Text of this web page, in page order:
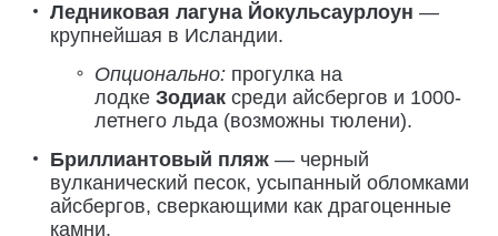
Ледниковая лагуна Йокульсаурлоун —
крупнейшая в Исландии.
Опционально: прогулка на
лодке Зодиак среди айсбергов и 1000-
летнего льда (возможны тюлени).
Бриллиантовый пляж — черный
вулканический песок, усыпанный обломками
айсбергов, сверкающими как драгоценные
камни.